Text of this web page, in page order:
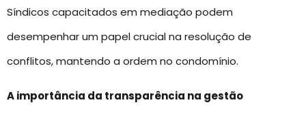
Síndicos capacitados em mediação podem
desempenhar um papel crucial na resolução de
conflitos, mantendo a ordem no condomínio.
A importância da transparência na gestão